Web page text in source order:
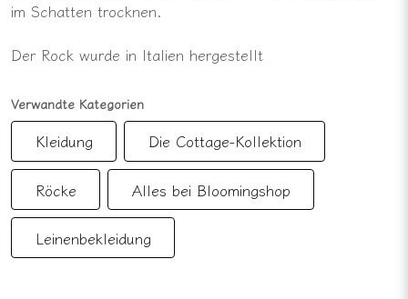
im Schatten trocknen.
Der Rock wurde in Italien hergestellt
Verwandte Kategorien
Kleidung Die Cottage-Kollektion
Röcke Alles bei Bloomingshop
Leinenbekleidung